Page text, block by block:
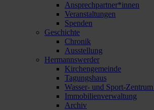
Ansprechpartner*innen
Veranstaltungen
Spenden
Geschichte
Chronik
Ausstellung
Hermannswerder
Kirchengemeinde
Tagungshaus
Wasser- und Sport-
Immobilienverwaltung
Archiv